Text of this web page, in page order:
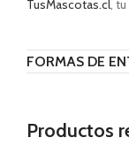
TusMascotas.cl,
FORMAS DE
Productos